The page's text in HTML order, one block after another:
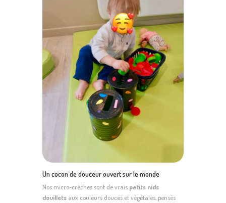
Un cocon de douceur ouvert sur le monde
Nos micro-crèches sont de vrais petits nids
douillets aux couleurs douces et végétales, pensés